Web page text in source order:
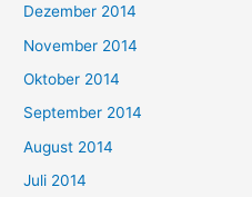
Dezember 2014
November 2014
Oktober 2014
September 2014
August 2014
Juli 2014